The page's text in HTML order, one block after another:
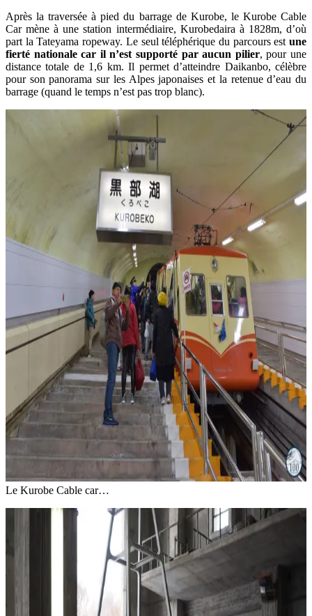
Après la traversée à pied du barrage de Kurobe, le Kurobe Cable
Car mène à une station intermédiaire, Kurobedaira à 1828m, d’où
part la Tateyama ropeway. Le seul téléphérique du parcours est une
fierté nationale car il n’est supporté par aucun pilier, pour une
distance totale de 1,6 km. Il permet d’atteindre Daikanbo, célèbre
pour son panorama sur les Alpes japonaises et la retenue d’eau du
barrage (quand le temps n’est pas trop blanc).
Le Kurobe Cable car…